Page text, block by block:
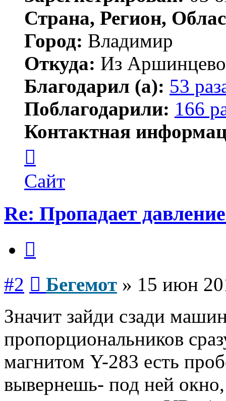
Страна, Регион,
Город: Владимир
Откуда: Из
Благодарил (а): 53
Поблагодарили: 166
Контактная
пользователя
Бегемот
Сайт
Re: Пропадает
#2 Бегемот » 15 июн
Значит зайди сзади
пропорциональников
магнитом Y-283 есть
вывернешь- под ней